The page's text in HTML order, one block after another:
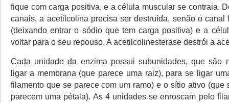
fique com carga positiva, e a célula muscular se contraia.
canais, a acetilcolina precisa ser destruída, senão o canal
(deixando entrar o sódio que tem carga positiva) e a
voltar para o seu repouso. A acetilcolinesterase destrói a
Cada unidade da enzima possui subunidades, que são
ligar a membrana (que parece uma raiz), para se ligar
filamento que se parece com um ramo) e o sítio ativo (que
parecem uma pétala). As 4 unidades se enroscam pelo